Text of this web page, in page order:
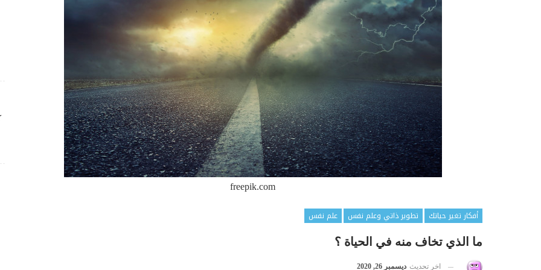
freepik.com
أفكار تغير حياتك تطوير ذاتي وعلم نفس
علم نفس
ما الذي تخاف منه في الحياة ؟
اخر تحديث ديسمبر 26, 2020